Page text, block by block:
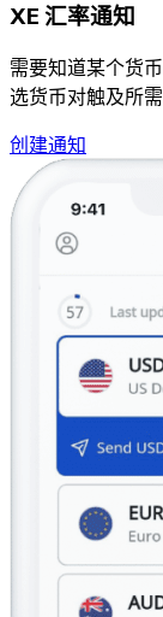
XE 汇率通知
需要知道某个货
选货币对触及所
创建通知